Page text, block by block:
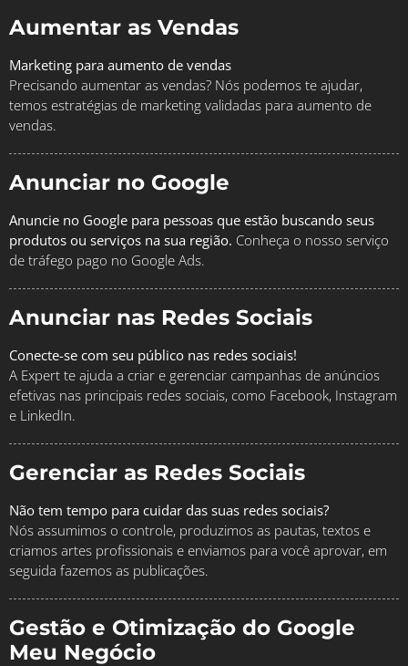
Aumentar as Vendas
Marketing para aumento de vendas
Precisando aumentar as vendas? Nós podemos te ajudar,
temos estratégias de marketing validadas para aumento de
vendas.
Anunciar no Google
Anuncie no Google para pessoas que estão buscando seus
produtos ou serviços na sua região. Conheça o nosso serviço
de tráfego pago no Google Ads.
Anunciar nas Redes Sociais
Conecte-se com seu público nas redes sociais!
A Expert te ajuda a criar e gerenciar campanhas de anúncios
efetivas nas principais redes sociais, como Facebook, Instagram
e LinkedIn.
Gerenciar as Redes Sociais
Não tem tempo para cuidar das suas redes sociais?
Nós assumimos o controle, produzimos as pautas, textos e
criamos artes profissionais e enviamos para você aprovar, em
seguida fazemos as publicações.
Gestão e Otimização do Google
Meu Negócio